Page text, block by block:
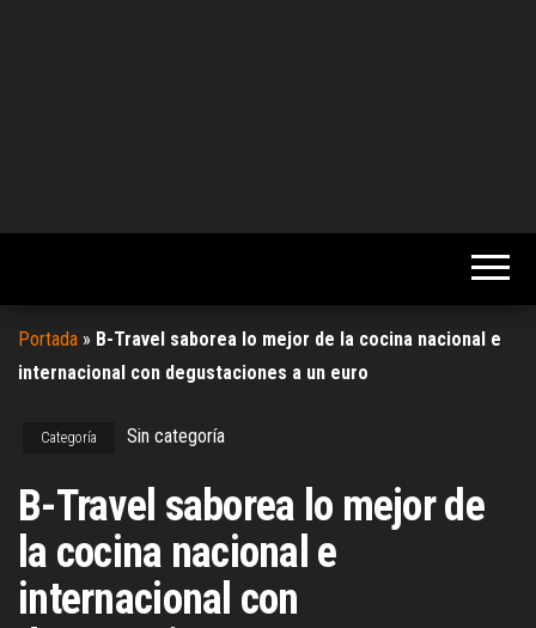
Portada » B-Travel saborea lo mejor de la cocina nacional e
internacional con degustaciones a un euro
Categoría Sin categoría
B-Travel saborea lo mejor de
la cocina nacional e
internacional con